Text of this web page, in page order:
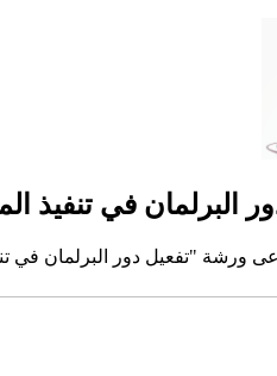
في تنفيذ
ورشة "تفعيل دور البرلمان في